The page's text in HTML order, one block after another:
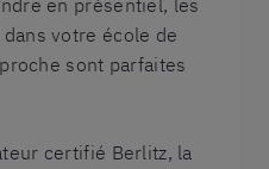
en présentiel, les
votre école de
sont parfaites
certifié Berlitz, la